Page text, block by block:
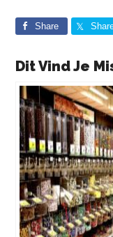
Share
Dit Vind Je